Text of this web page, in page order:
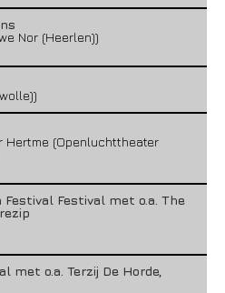
Nor (Heerlen))
Hertme (Openluchttheater
Festival met o.a. The
met o.a. Terzij De Horde,